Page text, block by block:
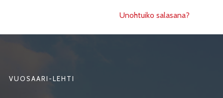
Unohtuiko salasana?
VUOSAARI-LEHTI